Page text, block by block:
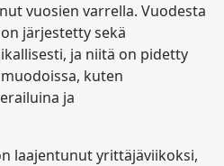
vuosien varrella. Vuodesta
järjestetty sekä
ja niitä on pidetty
kuten
ja
laajentunut yrittäjäviikoksi,